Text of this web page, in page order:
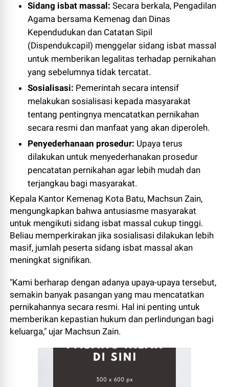
Sidang isbat massal: Secara berkala, Pengadilan
Agama bersama Kemenag dan Dinas
Kependudukan dan Catatan Sipil
(Dispendukcapil) menggelar sidang isbat massal
untuk memberikan legalitas terhadap pernikahan
yang sebelumnya tidak tercatat.
Sosialisasi: Pemerintah secara intensif
melakukan sosialisasi kepada masyarakat
tentang pentingnya mencatatkan pernikahan
secara resmi dan manfaat yang akan diperoleh.
Penyederhanaan prosedur: Upaya terus
dilakukan untuk menyederhanakan prosedur
pencatatan pernikahan agar lebih mudah dan
terjangkau bagi masyarakat.
Kepala Kantor Kemenag Kota Batu, Machsun Zain,
mengungkapkan bahwa antusiasme masyarakat
untuk mengikuti sidang isbat massal cukup tinggi.
Beliau memperkirakan jika sosialisasi dilakukan lebih
masif, jumlah peserta sidang isbat massal akan
meningkat signifikan.
"Kami berharap dengan adanya upaya-upaya tersebut,
semakin banyak pasangan yang mau mencatatkan
pernikahannya secara resmi. Hal ini penting untuk
memberikan kepastian hukum dan perlindungan bagi
keluarga," ujar Machsun Zain.